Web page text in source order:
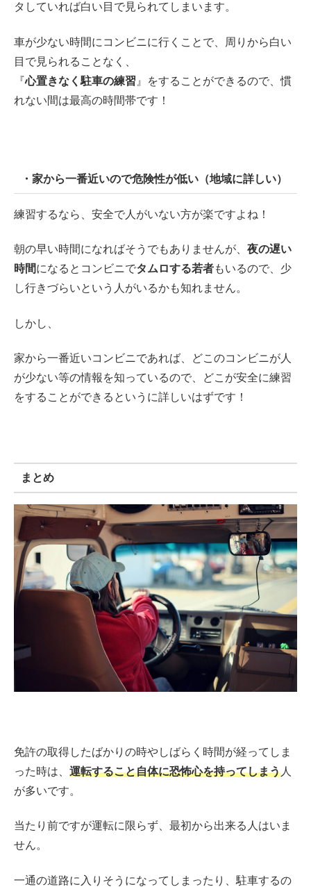
タしていれば白い目で見られてしまいます。
車が少ない時間にコンビニに行くことで、周りから白い
目で見られることなく、
『心置きなく駐車の練習 』をすることができるので、慣
れない間は最高の時間帯です！
・家から一番近いので危険性が低い（地域に詳しい）
練習するなら、安全で人がいない方が楽ですよね！
朝の早い時間になればそうでもありませんが、 夜の遅い
時間になるとコンビニでタムロする若者もいるので、少
し行きづらいという人がいるかも知れません。
しかし、
家から一番近いコンビニであれば、どこのコンビニが人
が少ない等の情報を知っているので、どこが安全に練習
をすることができるというに詳しいはずです！
まとめ
免許の取得したばかりの時やしばらく時間が経ってしま
った時は、 運転すること自体に恐怖心を持ってしまう 人
が多いです。
当たり前ですが運転に限らず、最初から出来る人はいま
せん。
一通の道路に入りそうになってしまったり、駐車するの